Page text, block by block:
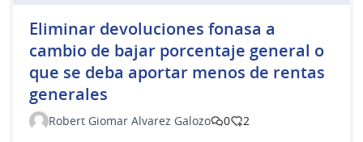
Eliminar devoluciones fonasa a
cambio de bajar porcentaje general o
que se deba aportar menos de rentas
generales
Robert Giomar Alvarez Galozo 0 2